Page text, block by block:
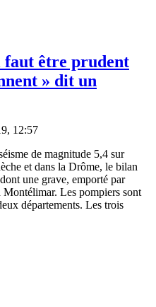
être prudent
» dit un
12:57
de magnitude 5,4 sur
et dans la Drôme, le bilan
une grave, emporté par
Montélimar. Les pompiers sont
départements. Les trois